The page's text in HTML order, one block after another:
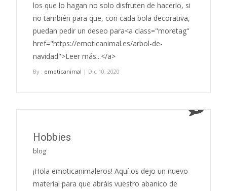
los que lo hagan no solo disfruten de hacerlo, si
no también para que, con cada bola decorativa,
puedan pedir un deseo para<a class="moretag"
href="https://emoticanimal.es/arbol-de-
navidad">Leer más...</a>
By : emoticanimal | Dic 10, 2020
2
Hobbies
blog
¡Hola emoticanimaleros! Aquí os dejo un nuevo
material para que abráis vuestro abanico de